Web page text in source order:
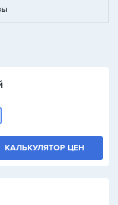
+ - /
КАЛЬКУЛЯТОР ЦЕН